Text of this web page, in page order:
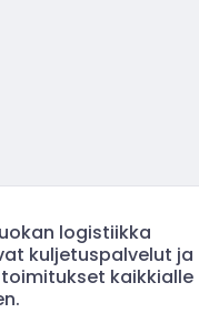
logistiikka
kuljetuspalvelut ja
kaikkialle